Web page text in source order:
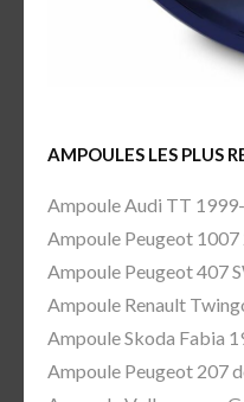
AMPOULES LES PLUS
Ampoule Audi TT
Ampoule Peugeot
Ampoule Peugeot 407
Ampoule Renault
Ampoule Skoda Fabia
Ampoule Peugeot 207